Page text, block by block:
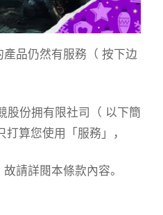
品仍然有服務（ 按下边
股份拥有限社司（ 以下簡
算您使用「服務」，
請詳閱本條款內容。